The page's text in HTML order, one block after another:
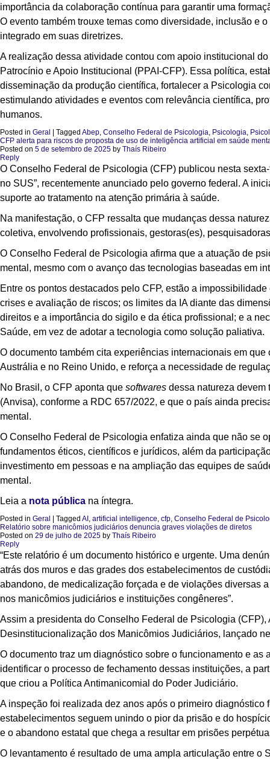
importância da colaboração contínua para garantir uma
O evento também trouxe temas como diversidade, inclusão e
integrado em suas diretrizes.
A realização dessa atividade contou com apoio institucional
Patrocínio e Apoio Institucional (PPAI-CFP). Essa política,
disseminação da produção científica, fortalecer a Psicologia
estimulando atividades e eventos com relevância científica,
humanos.
Posted in Geral Tagged Abep, Conselho Federal de Psicologia, Psicologia,
CFP alerta para riscos de proposta de uso de inteligência artificial em saúde
Posted on 5 de setembro de 2025 by Thaís Ribeiro
Reply
O Conselho Federal de Psicologia (CFP) publicou nesta
no SUS”, recentemente anunciado pelo governo federal. A
suporte ao tratamento na atenção primária à saúde.
Na manifestação, o CFP ressalta que mudanças dessa
coletiva, envolvendo profissionais, gestoras(es),
O Conselho Federal de Psicologia afirma que a atuação de
mental, mesmo com o avanço das tecnologias baseadas em
Entre os pontos destacados pelo CFP, estão a
crises e avaliação de riscos; os limites da IA diante das
direitos e a importância do sigilo e da ética profissional; e a
Saúde, em vez de adotar a tecnologia como solução paliativa.
O documento também cita experiências internacionais em
Austrália e no Reino Unido, e reforça a necessidade de
No Brasil, o CFP aponta que softwares dessa natureza
(Anvisa), conforme a RDC 657/2022, e que o país ainda
mental.
O Conselho Federal de Psicologia enfatiza ainda que não se
fundamentos éticos, científicos e jurídicos, além da
investimento em pessoas e na ampliação das equipes de
mental.
Leia a nota pública na íntegra.
Posted in Geral Tagged AI , artificial intelligence, cfp, Conselho Federal de
Relatório sobre manicômios judiciários denuncia graves violações de diretos
Posted on 29 de julho de 2025 by Thaís Ribeiro
Reply
“Este relatório é um documento histórico e urgente. Uma
atrás dos muros e das grades dos estabelecimentos de
abandono, de medicalização forçada e de violações diversas
nos manicômios judiciários e instituições congêneres”.
Assim a presidenta do Conselho Federal de Psicologia
Desinstitucionalização dos Manicômios Judiciários, lançado
O documento traz um diagnóstico sobre o funcionamento e
identificar o processo de fechamento dessas instituições, a
que criou a Política Antimanicomial do Poder Judiciário.
A inspeção foi realizada dez anos após o primeiro
estabelecimentos seguem unindo o pior da prisão e do
e o abandono estatal que chega a resultar em prisões
O levantamento é resultado de uma ampla articulação entre